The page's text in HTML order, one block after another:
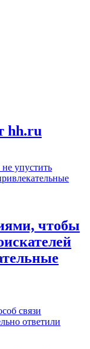
hh.ru
чтобы